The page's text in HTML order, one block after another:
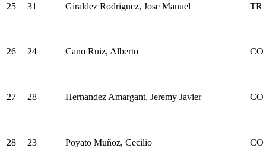
25 31 Giraldez Rodriguez, Jose Manuel TR
26 24 Cano Ruiz, Alberto CO
27 28 Hernandez Amargant, Jeremy Javier CO
28 23 Poyato Muñoz, Cecilio CO